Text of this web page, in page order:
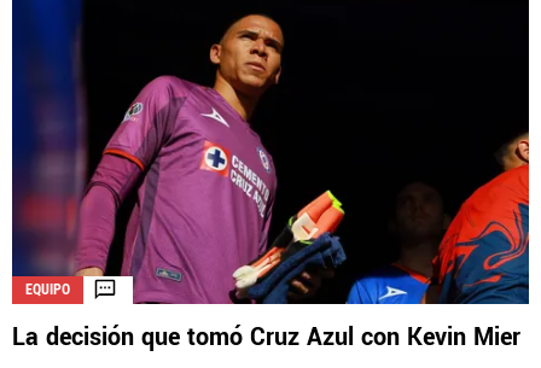
EQUIPO
La decisión que tomó Cruz Azul con Kevin Mier